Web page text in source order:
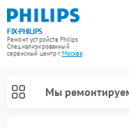
FIX-PHILIPS
Ремонт устройств Philips
Специализированный
cервисный центр г.Москва
Мы